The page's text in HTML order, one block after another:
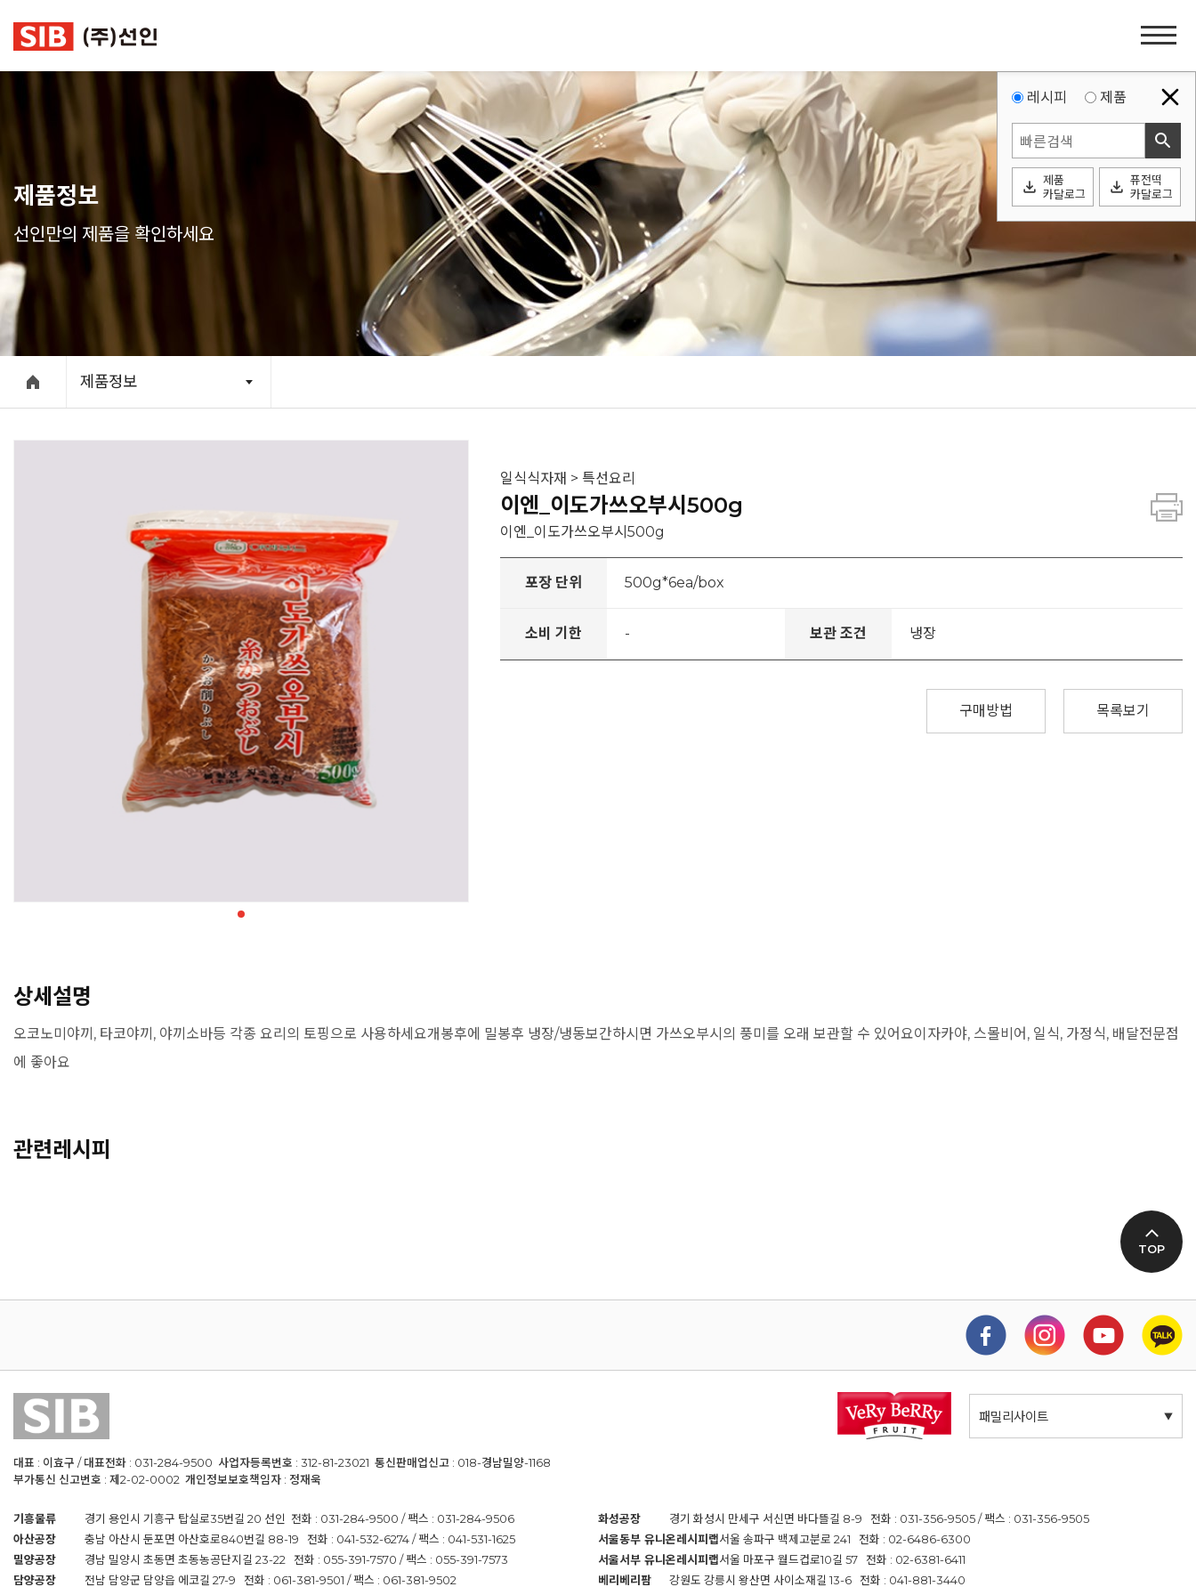
홈
이
게
이
션
제품정보
선인만의 제품을 확인하세요
제품정보
레시피 제품
search
file_download 제품
카달로그
file_download 퓨전떡
카달로그
일식식자재 > 특선요리
이엔_이도가쓰오부시500g
이엔_이도가쓰오부시500g
포장 단위 500g*6ea/box
소비 기한 - 보관 조건 냉장
목록보기
구매방법
상세설명
오코노미야끼, 타코야끼, 야끼소바등 각종 요리의 토핑으로 사용하세요개봉후에 밀봉후 냉장/냉동보간하시면 가쓰오부시의 풍미를 오래 보관할 수 있어요이자카야, 스몰비어, 일식, 가정식, 배달전문점
에 좋아요
관련레시피
TOP
패밀리사이트
대표 : 이효구 / 대표전화 : 031-284-9500 사업자등록번호 : 312-81-23021 통신판매업신고 : 018-경남밀양-1168
부가통신 신고번호 : 제2-02-0002 개인정보보호책임자 : 정재욱
기흥물류
경기 용인시 기흥구 탑실로35번길 20 선인 전화 : 031-284-9500 / 팩스 : 031-284-9506
아산공장
충남 아산시 둔포면 아산호로840번길 88-19 전화 : 041-532-6274 / 팩스 : 041-531-1625
밀양공장
경남 밀양시 초동면 초동농공단지길 23-22 전화 : 055-391-7570 / 팩스 : 055-391-7573
담양공장
전남 담양군 담양읍 에코길 27-9 전화 : 061-381-9501 / 팩스 : 061-381-9502
화성공장
경기 화성시 만세구 서신면 바다뜰길 8-9 전화 : 031-356-9505 / 팩스 : 031-356-9505
서울동부 유니온레시피랩서울 송파구 백제고분로 241 전화 : 02-6486-6300
서울서부 유니온레시피랩서울 마포구 월드컵로10길 57 전화 : 02-6381-6411
베리베리팜
강원도 강릉시 왕산면 사이소재길 13-6 전화 : 041-881-3440